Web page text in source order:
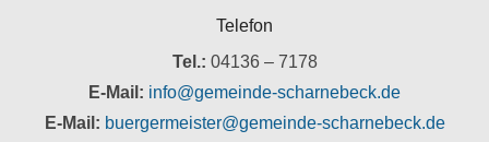
Telefon
Tel.: 04136 – 7178
E-Mail: info@gemeinde-scharnebeck.de
E-Mail: buergermeister@gemeinde-scharnebeck.de